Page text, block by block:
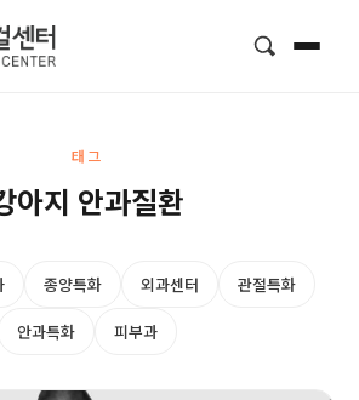
태그
아지 안과질환
종양특화 외과센터 관절특화
안과특화 피부과